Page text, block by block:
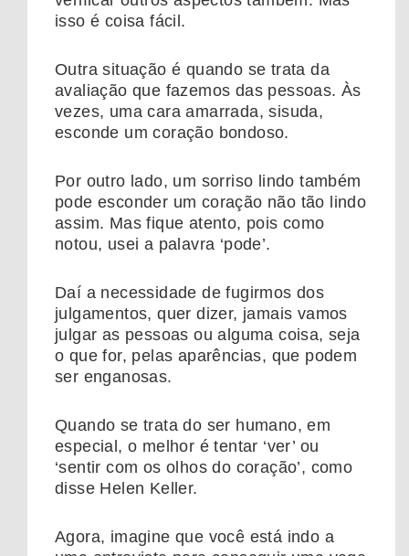
isso é coisa fácil.
Outra situação é quando se trata da
avaliação que fazemos das pessoas. Às
vezes, uma cara amarrada, sisuda,
esconde um coração bondoso.
Por outro lado, um sorriso lindo também
pode esconder um coração não tão lindo
assim. Mas fique atento, pois como
notou, usei a palavra ‘pode’.
Daí a necessidade de fugirmos dos
julgamentos, quer dizer, jamais vamos
julgar as pessoas ou alguma coisa, seja
o que for, pelas aparências, que podem
ser enganosas.
Quando se trata do ser humano, em
especial, o melhor é tentar ‘ver’ ou
‘sentir com os olhos do coração’, como
disse Helen Keller.
Agora, imagine que você está indo a